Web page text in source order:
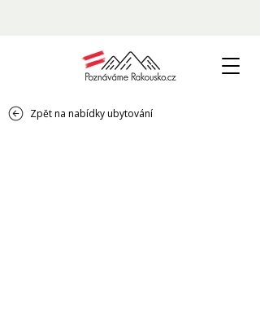
Zpět na nabídky ubytování